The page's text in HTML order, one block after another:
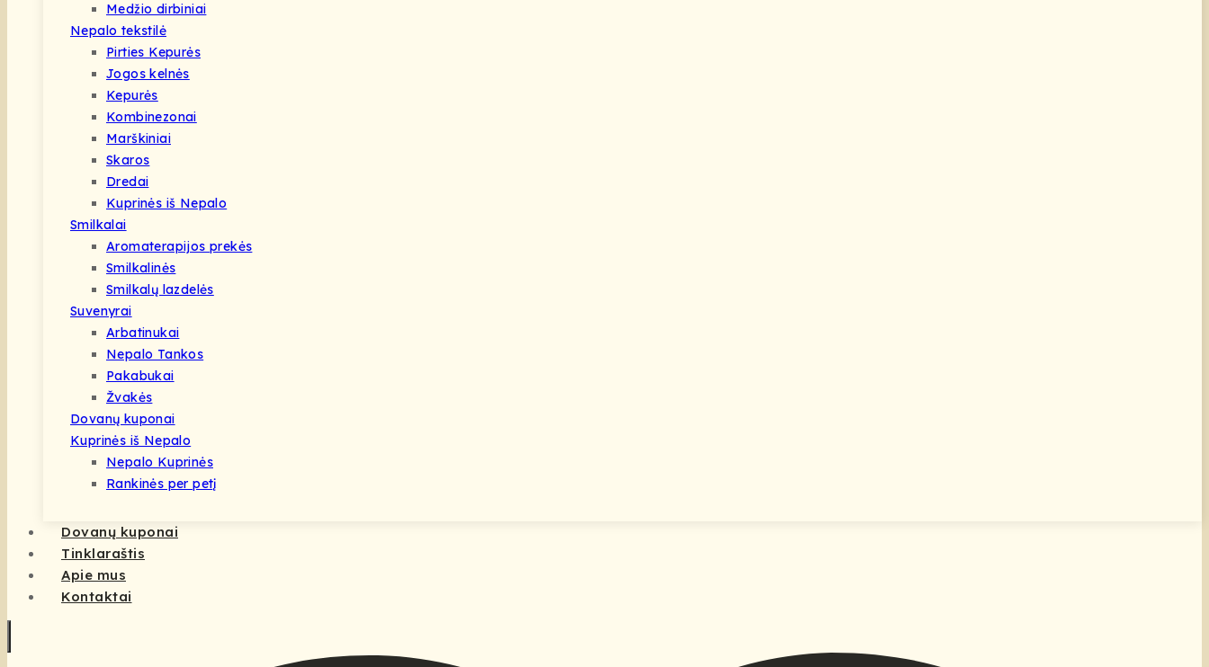
Medžio dirbiniai
Nepalo tekstilė
Pirties Kepurės
Jogos kelnės
Kepurės
Kombinezonai
Marškiniai
Skaros
Dredai
Kuprinės iš Nepalo
Smilkalai
Aromaterapijos prekės
Smilkalinės
Smilkalų lazdelės
Suvenyrai
Arbatinukai
Nepalo Tankos
Pakabukai
Žvakės
Dovanų kuponai
Kuprinės iš Nepalo
Nepalo Kuprinės
Rankinės per petį
Dovanų kuponai
Tinklaraštis
Apie mus
Kontaktai